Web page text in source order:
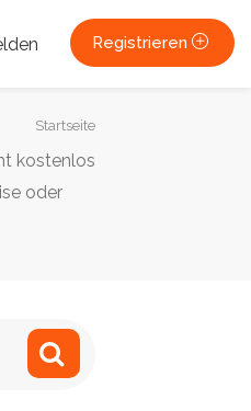
Registrieren
sind
Startseite
kostenlos
oder